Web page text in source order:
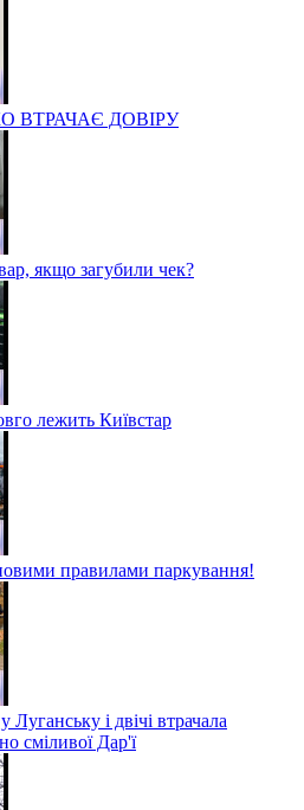
ВТРАЧАЄ ДОВІРУ
якщо загубили чек?
лежить Київстар
правилами паркування!
і двічі втрачала
сміливої Дар'ї